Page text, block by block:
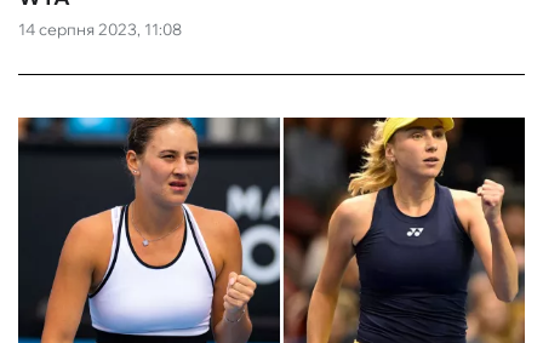
14 серпня 2023, 11:08